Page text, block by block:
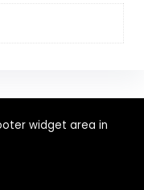
widget area in